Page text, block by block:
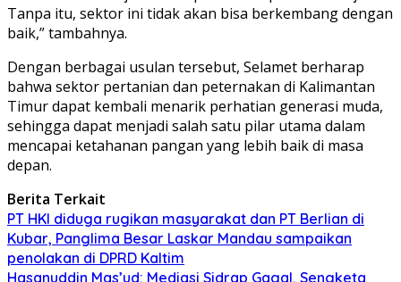
Tanpa itu, sektor ini tidak akan bisa berkembang dengan
baik,” tambahnya.
Dengan berbagai usulan tersebut, Selamet berharap
bahwa sektor pertanian dan peternakan di Kalimantan
Timur dapat kembali menarik perhatian generasi muda,
sehingga dapat menjadi salah satu pilar utama dalam
mencapai ketahanan pangan yang lebih baik di masa
depan.
Berita Terkait
PT HKI diduga rugikan masyarakat dan PT Berlian di
Kubar, Panglima Besar Laskar Mandau sampaikan
penolakan di DPRD Kaltim
Hasanuddin Mas’ud: Mediasi Sidrap Gagal, Sengketa